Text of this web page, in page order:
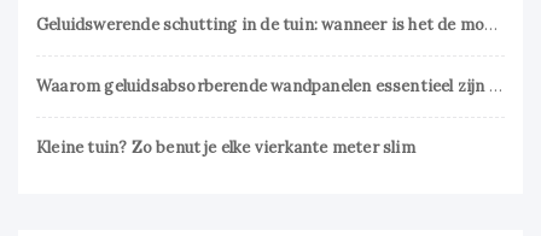
Geluidswerende schutting in de tuin: wanneer is het de moeite waard?
Waarom geluidsabsorberende wandpanelen essentieel zijn voor een prettig interieur
Kleine tuin? Zo benut je elke vierkante meter slim